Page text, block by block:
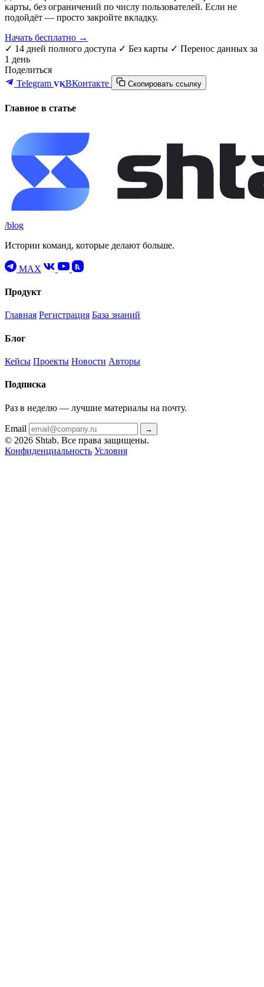
карты, без ограничений по числу пользователей. Если не
подойдёт — просто закройте вкладку.
Начать бесплатно →
✓ 14 дней полного доступа ✓ Без карты ✓ Перенос данных за
1 день
Поделиться
Telegram VKВКонтакте Скопировать ссылку
Главное в статье
/blog
Истории команд, которые делают больше.
MAX
Продукт
Главная Регистрация База знаний
Блог
Кейсы Проекты Новости Авторы
Подписка
Раз в неделю — лучшие материалы на почту.
Email →
© 2026 Shtab. Все права защищены.
Конфиденциальность Условия